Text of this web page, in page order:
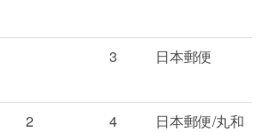
3 日本郵便
2 4
日本郵便/丸和